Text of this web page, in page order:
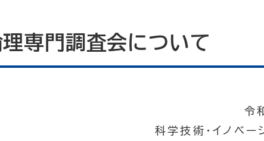
理専門調査会について
令
科学技術・イノベー